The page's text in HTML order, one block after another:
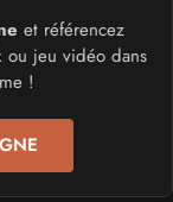
et référencez
ou jeu vidéo dans
!